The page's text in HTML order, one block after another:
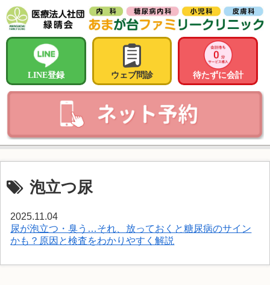
LINE登録 ウェブ問診 待たずに会計
泡立つ尿
2025.11.04
尿が泡立つ・臭う…それ、放っておくと糖尿病のサイン
かも？原因と検査をわかりやすく解説